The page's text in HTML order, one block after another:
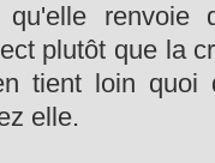
renvoie
plutôt que la
tient loin quoi
elle.